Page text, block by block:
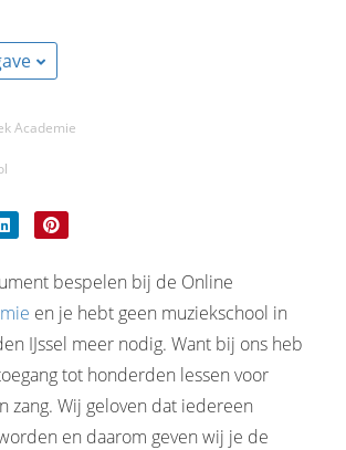
Academie
bespelen bij de Online
en je hebt geen muziekschool in
IJssel meer nodig. Want bij ons heb
tot honderden lessen voor
zang. Wij geloven dat iedereen
en daarom geven wij je de